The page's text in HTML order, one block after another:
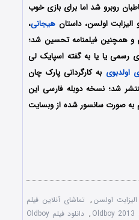
روبرو شد اما برای بازی خوب
اولسن، داستان هیجانی،
و همچنین فیلمنامه تحسین شد؛
رسمی یا یا به گفته اسپایک لی
اولدبوی به کارگردانی پارک چان
که در سال 2003 منتشر شد؛ نسخه دوبله فارسی این
به صورت سانسور شده از وبسایت
الیزابت اولسن , تماشای آنلاین فیلم
,
دانلود فیلم Oldboy